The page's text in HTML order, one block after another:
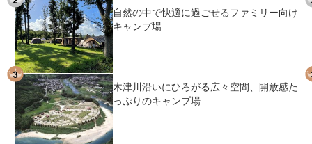
自然の中で快適に過ごせるファミリー向け
キャンプ場
木津川沿いにひろがる広々空間、開放感た
っぷりのキャンプ場